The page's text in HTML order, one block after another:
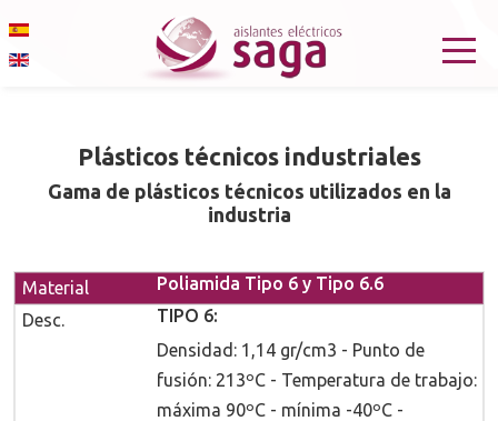
Seleccione su idioma
Plásticos técnicos industriales
Gama de plásticos técnicos utilizados en la
industria
Poliamida Tipo 6 y Tipo 6.6
TIPO 6:
Densidad: 1,14 gr/cm3 - Punto de
fusión: 213ºC - Temperatura de trabajo:
máxima 90ºC - mínima -40ºC -